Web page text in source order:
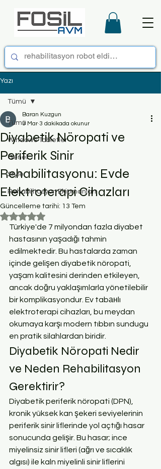
Yazı
Tümü
Windows Tabletler
Genel
Style
Rehabilitasyon Ekipmanları
Tümü
Diyabetik Nöropati ve
Periferik Sinir
Rehabilitasyonu: Evde
Elektroterapi Cihazları
Baran Kuzgun
3 Mar 3 dakikada okunur
Güncelleme tarihi: 13 Tem
5 üzerinden NaN yıldız
Türkiye'de 7 milyondan fazla diyabet
hastasının yaşadığı tahmin
edilmektedir. Bu hastalarda zaman
içinde gelişen diyabetik nöropati,
yaşam kalitesini derinden etkileyen,
ancak doğru yaklaşımlarla yönetilebilir
bir komplikasyondur. Ev tabанlı
elektroterapi cihazları, bu meydan
okumaya karşı modern tıbbın sundugu
en pratik silahlardan biridir.
Diyabetik Nöropati Nedir
ve Neden Rehabilitasyon
Gerektirir?
Diyabetik periferik nöropati (DPN),
kronik yüksek kan şekeri seviyelerinin
periferik sinir liflerinde yol açtığı hasar
sonucunda gelişir. Bu hasar; ince
miyelinsiz sinir lifleri (ağrı ve sıcaklık
algısı) ile kaln miyelinli sinir liflerini